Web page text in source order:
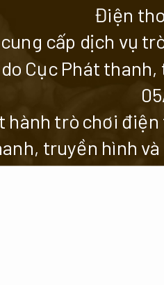
Điện
cấp dịch vụ
Cục Phát
hành trò chơi
truyền hình